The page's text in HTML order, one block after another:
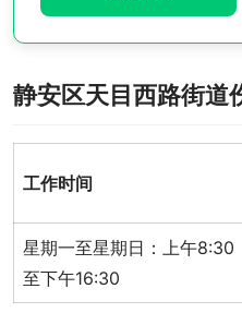
静安区天目西路街道
工作时间
星期一至星期日：上午8:30
至下午16:30